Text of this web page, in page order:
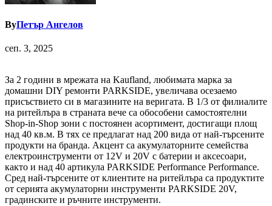
ByПетър Ангелов
сеп. 3, 2025
За 2 години в мрежата на Kaufland, любимата марка за
домашни DIY ремонти PARKSIDE, увеличава осезаемо
присъствието си в магазините на веригата. В 1/3 от филиалите
на ритейлъра в страната вече са обособени самостоятелни
Shop-in-Shop зони с постоянен асортимент, достигащи площ
над 40 кв.м. В тях се предлагат над 200 вида от най-търсените
продукти на бранда. Акцент са акумулаторните семейства
електроинструменти от 12V и 20V с батерии и аксесоари,
както и над 40 артикула PARKSIDE Performance Performance.
Сред най-търсените от клиентите на ритейлъра са продуктите
от серията акумулаторни инструменти PARKSIDE 20V,
градинските и ръчните инструменти.